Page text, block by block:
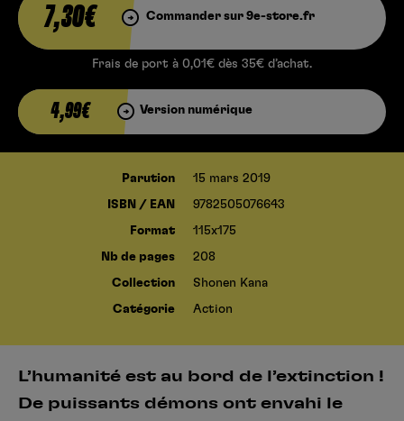
7,30€ Commander sur 9e-store.fr
Frais de port à 0,01€ dès 35€ d’achat.
4,99€ Version numérique
Parution 15 mars 2019
ISBN / EAN 9782505076643
Format 115x175
Nb de pages 208
Collection Shonen Kana
Catégorie Action
L’humanité est au bord de l’extinction !
De puissants démons ont envahi le